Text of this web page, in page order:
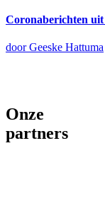
Coronaberichten
door Geeske Hattuma
Onze
partners